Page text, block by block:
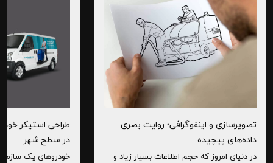
تصویرسازی و اینفوگرافی؛ روایت بصری
داده‌های پیچیده
در دنیای امروز که حجم اطلاعات بسیار زیاد و
طراحی استیکر
در سطح شهر
خودروهای یک